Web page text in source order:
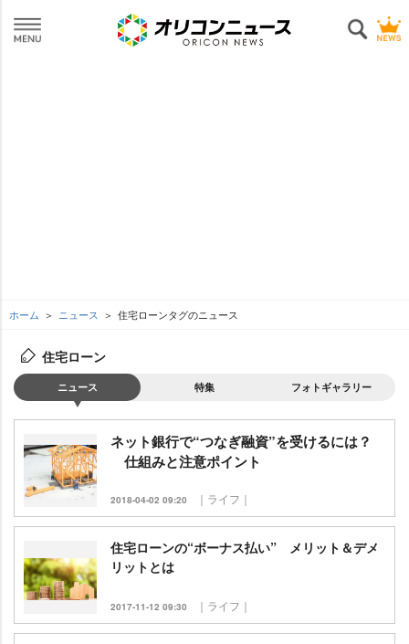
ホーム ニュース 住宅ローンタグのニュース
住宅ローン
ニュース 特集 フォトギャラリー
ネット銀行で“つなぎ融資”を受けるには？
仕組みと注意ポイント
2018-04-02 09:20 ｜ライフ｜
住宅ローンの“ボーナス払い” メリット＆デメ
リットとは
2017-11-12 09:30 ｜ライフ｜